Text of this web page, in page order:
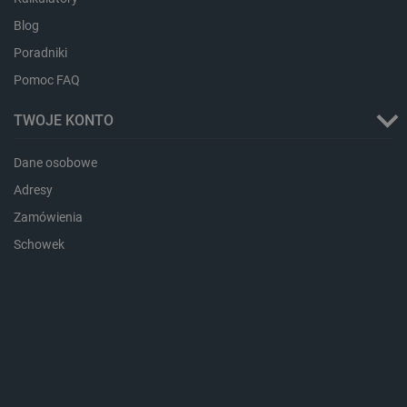
Blog
Poradniki
Pomoc FAQ
TWOJE KONTO
Dane osobowe
Adresy
Zamówienia
Schowek
isListDisplay